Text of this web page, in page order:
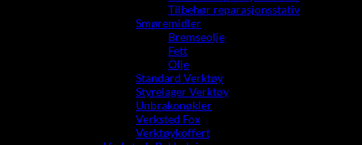
Tilbehør reparasjonsstativ
Smøremidler
Bremseolje
Fett
Olje
Standard Verktøy
Styrelager Verktøy
Unbrakonøkler
Verksted Fox
Verktøykoffert